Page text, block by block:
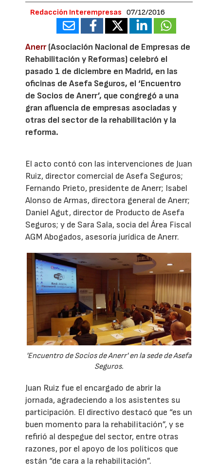
Redacción Interempresas 07/12/2016
Anerr(Asociación Nacional de Empresas de
Rehabilitación y Reformas) celebró el
pasado 1 de diciembre en Madrid, en las
oficinas de Asefa Seguros, el ‘Encuentro
de Socios de Anerr’, que congregó a una
gran afluencia de empresas asociadas y
otras del sector de la rehabilitación y la
reforma.
El acto contó con las intervenciones de Juan
Ruiz, director comercial de Asefa Seguros;
Fernando Prieto, presidente de Anerr; Isabel
Alonso de Armas, directora general de Anerr;
Daniel Agut, director de Producto de Asefa
Seguros; y de Sara Sala, socia del Área Fiscal
AGM Abogados, asesoría jurídica de Anerr.
'Encuentro de Socios de Anerr' en la sede de Asefa
Seguros.
Juan Ruiz fue el encargado de abrir la
jornada, agradeciendo a los asistentes su
participación. El directivo destacó que “es un
buen momento para la rehabilitación”, y se
refirió al despegue del sector, entre otras
razones, por el apoyo de los políticos que
están “de cara a la rehabilitación”.